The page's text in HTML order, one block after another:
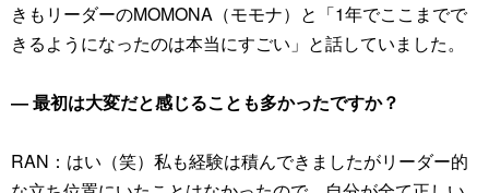
きもリーダーのMOMONA（モモナ）と「1年でここまでで
きるようになったのは本当にすごい」と話していました。
― 最初は大変だと感じることも多かったですか？
RAN：はい（笑）私も経験は積んできましたがリーダー的